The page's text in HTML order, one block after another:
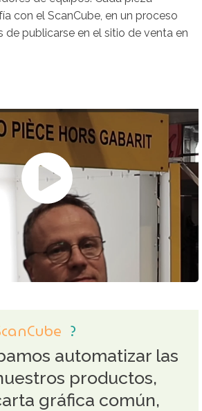
con el ScanCube, en un proceso
de publicarse en el sitio de venta en
?
automatizar las
productos,
gráfica común,